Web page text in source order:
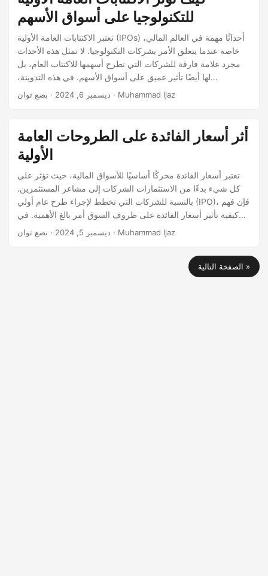
للتكنولوجيا على أسواق الأسهم
تعتبر الاكتتابات العامة الأولية (IPOs) أحداثًا مهمة في العالم المالي،
خاصة عندما يتعلق الأمر بشركات التكنولوجيا. لا تمثل هذه الأحداث
مجرد علامة فارقة للشركات التي تطرح أسهمها للاكتتاب العام، بل
لها أيضًا تأثير عميق على أسواق الأسهم. في هذه التدوينة،
سنستكشف كيف تؤثر الاكتتابات العامة الأولية للتكنولوجيا على
للتكنولوجيا غالبًا ما تولد الاكتتابات العامة الأولية للتكنولوجيا الكثير من
الحماس واهتمام وسائل الإعلام.
ديسمبر 6, 2024 · بضع ثوان · Muhammad Ijaz
أثر أسعار الفائدة على الطروحات العامة
الأولية
تعتبر أسعار الفائدة محركًا أساسيًا للأسواق المالية، حيث تؤثر على
كل شيء بدءًا من الاستثمارات الشركات إلى مشاعر المستثمرين.
بالنسبة للشركات التي تخطط لإجراء طرح عام أولي (IPO)، فإن فهم
كيفية تأثير أسعار الفائدة على ظروف السوق أمر بالغ الأهمية. في
هذه المقالة، نستكشف التأثير العميق لأسعار الفائدة على نجاح
لمساعدة الشركات والمستثمرين في اتخاذ قرارات مستنيرة. ما هي
أسعار الفائدة، ولماذا هي مهمة؟ تمثل أسعار الفائدة تكلفة اقتراض
المال، وعادة ما تحددها البنوك المركزية مثل الاحتياطي الفيدرالي.
ديسمبر 5, 2024 · بضع ثوان · Muhammad Ijaz
الصفحة التالية »